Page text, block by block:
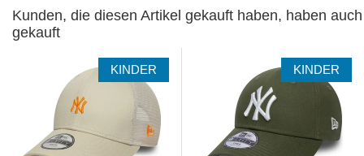
Kunden, die diesen Artikel gekauft haben, haben auch
gekauft
KINDER KINDER